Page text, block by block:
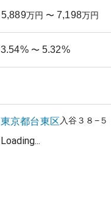
5,889万円 〜 7,198万円
3.54% 〜 5.32%
東京都台東区 入谷３８−５
Loading...